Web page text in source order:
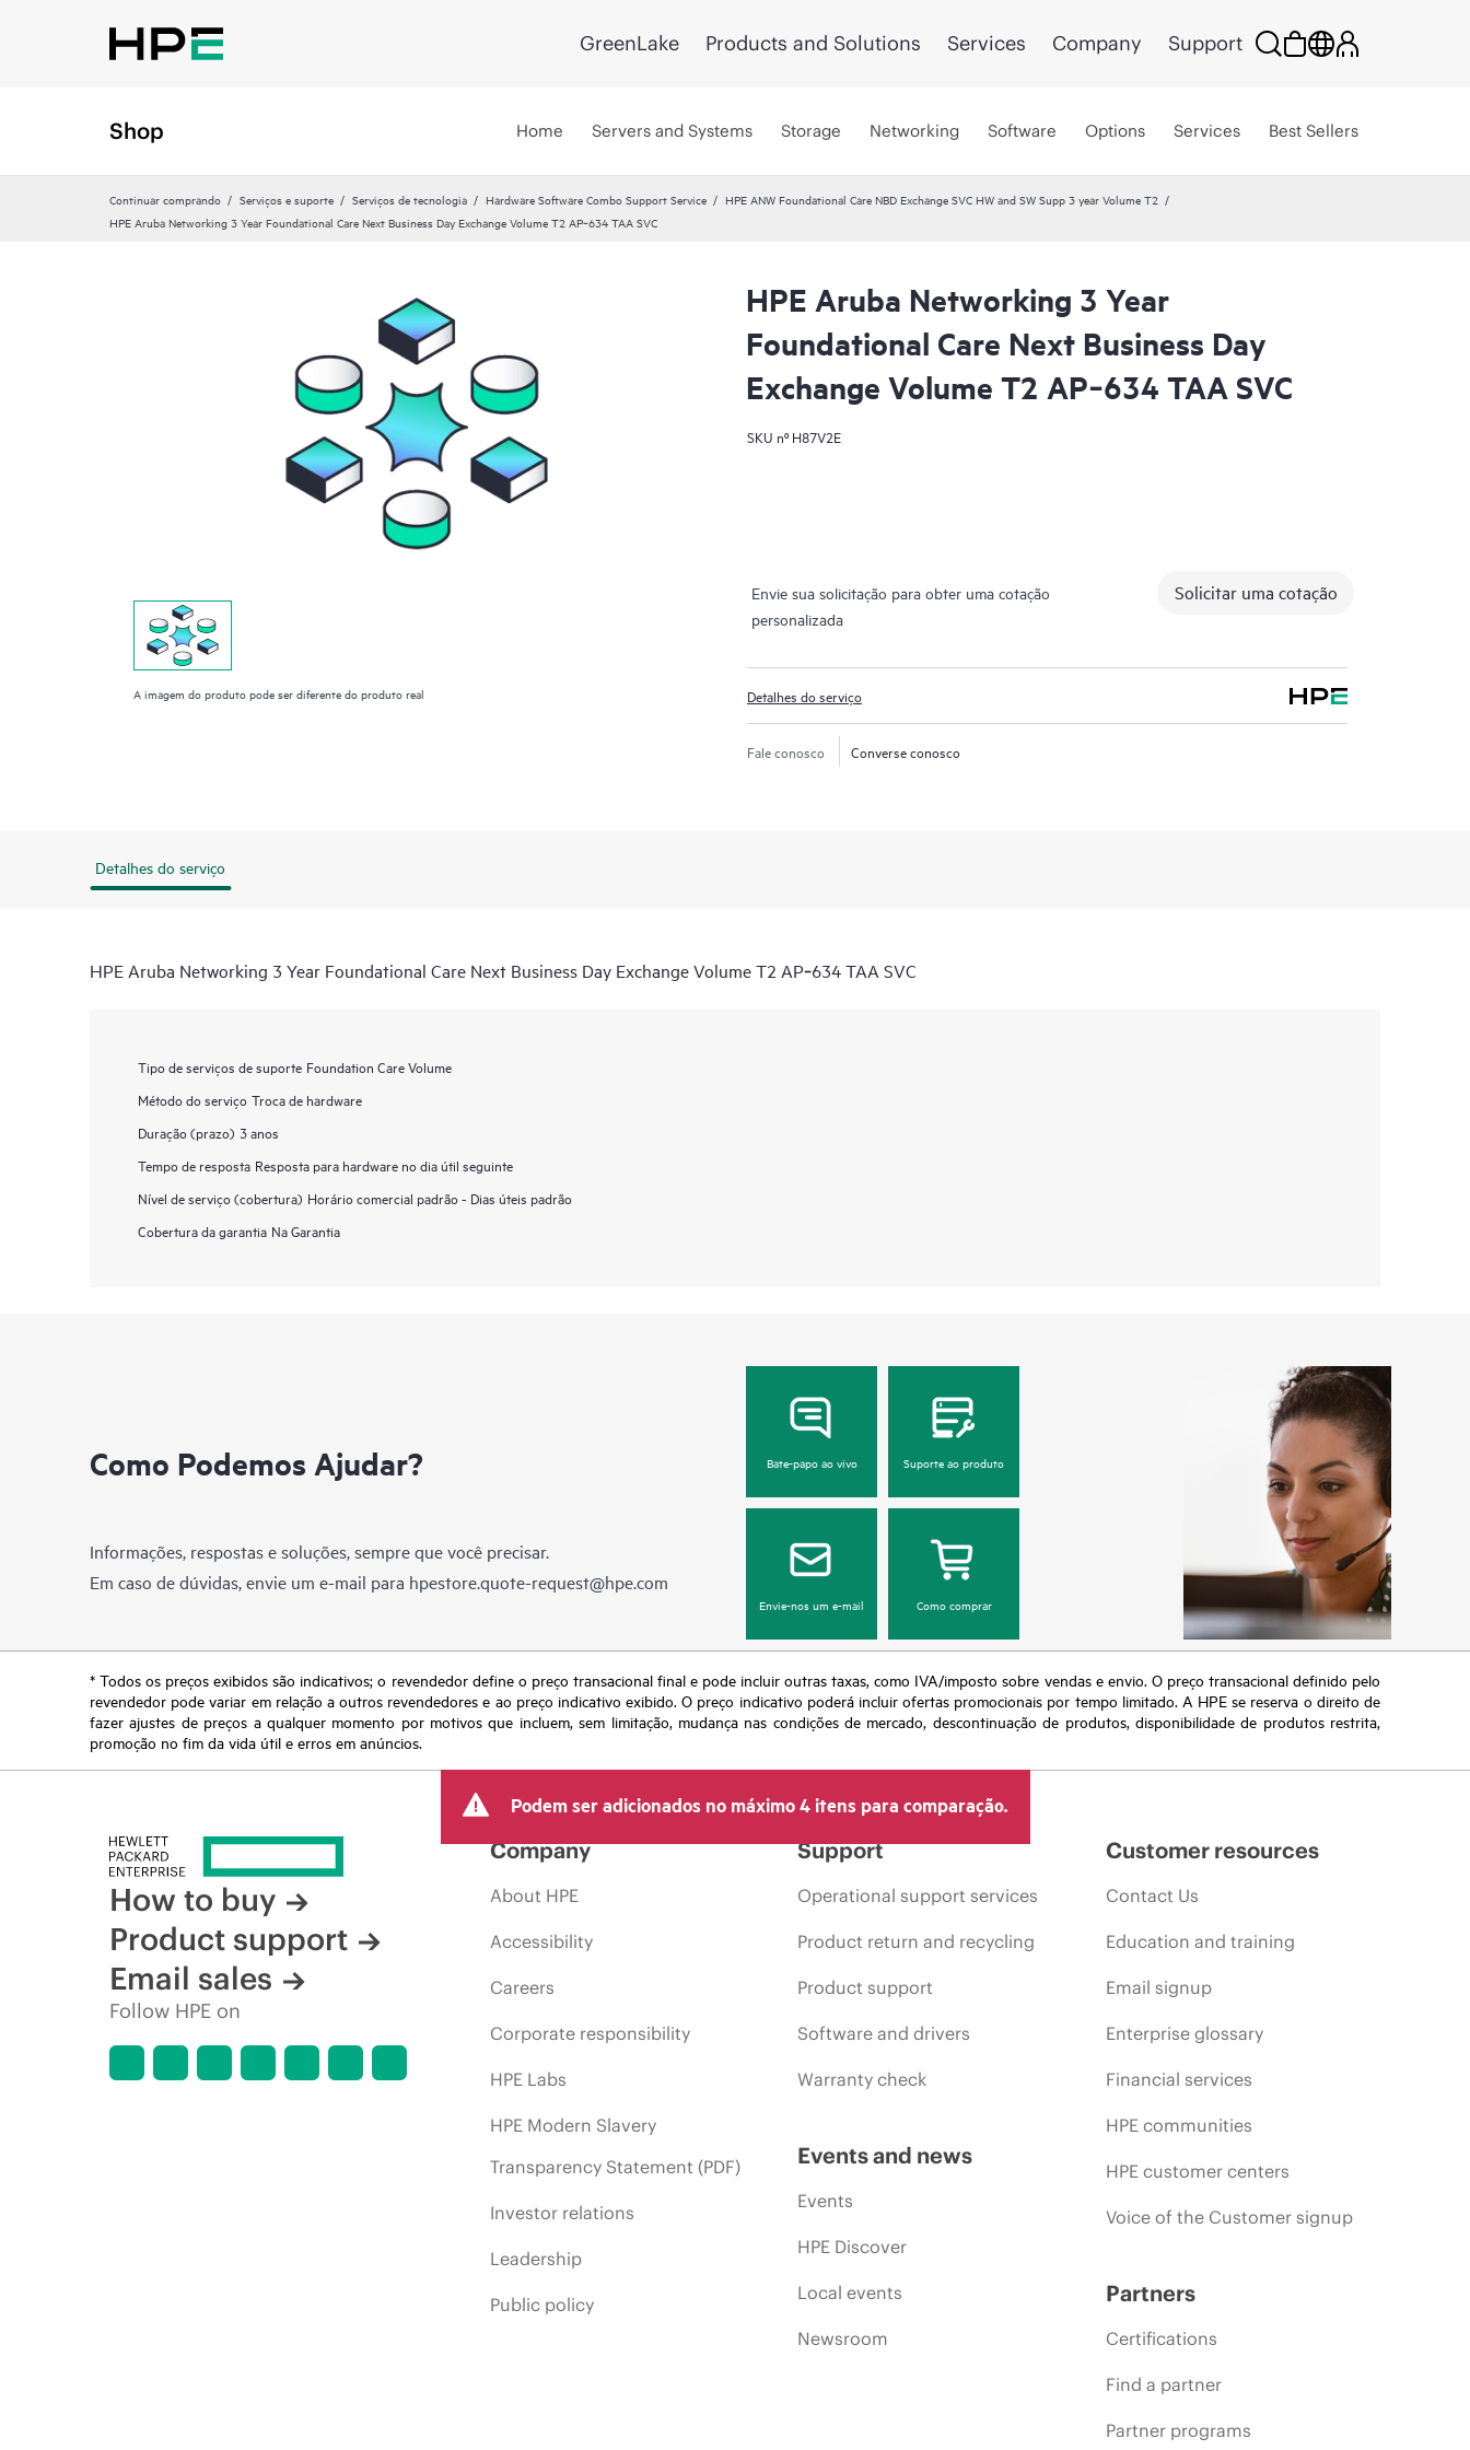
GreenLake Products and Solutions Services Company Support
Shop Home Servers and Systems Storage Networking Software Options Services Best Sellers
Continuar comprando Serviços e suporte Serviços de tecnologia Hardware Software Combo Support Service
HPE ANW Foundational Care NBD Exchange SVC HW and SW Supp 3 year Volume T2
HPE Aruba Networking 3 Year Foundational Care Next Business Day Exchange Volume T2 AP‑634 TAA SVC
A imagem do produto pode ser diferente do produto real
HPE Aruba Networking 3 Year
Foundational Care Next Business Day
Exchange Volume T2 AP‑634 TAA SVC
SKU nº H87V2E
Envie sua solicitação para obter uma cotação
personalizada
Solicitar uma cotação
Detalhes do serviço
Fale conosco Converse conosco
Detalhes do serviço
HPE Aruba Networking 3 Year Foundational Care Next Business Day Exchange Volume T2 AP‑634 TAA SVC
Tipo de serviços de suporte Foundation Care Volume
Método do serviço Troca de hardware
Duração (prazo) 3 anos
Tempo de resposta Resposta para hardware no dia útil seguinte
Nível de serviço (cobertura) Horário comercial padrão - Dias úteis padrão
Cobertura da garantia Na Garantia
Como Podemos Ajudar?
Informações, respostas e soluções, sempre que você precisar.
Em caso de dúvidas, envie um e-mail para hpestore.quote-request@hpe.com
Bate-papo ao vivo Suporte ao produto
Envie-nos um e-mail Como comprar
* Todos os preços exibidos são indicativos; o revendedor define o preço transacional final e pode incluir outras taxas, como IVA/imposto sobre vendas e envio. O preço transacional definido pelo
revendedor pode variar em relação a outros revendedores e ao preço indicativo exibido. O preço indicativo poderá incluir ofertas promocionais por tempo limitado. A HPE se reserva o direito de
fazer ajustes de preços a qualquer momento por motivos que incluem, sem limitação, mudança nas condições de mercado, descontinuação de produtos, disponibilidade de produtos restrita,
promoção no fim da vida útil e erros em anúncios.
Podem ser adicionados no máximo 4 itens para comparação.
How to buy
Product support
Email sales
Follow HPE on
Company
About HPE
Accessibility
Careers
Corporate responsibility
HPE Labs
HPE Modern Slavery
Transparency Statement (PDF)
Investor relations
Leadership
Public policy
Support
Operational support services
Product return and recycling
Product support
Software and drivers
Warranty check
Events and news
Events
HPE Discover
Local events
Newsroom
Customer resources
Contact Us
Education and training
Email signup
Enterprise glossary
Financial services
HPE communities
HPE customer centers
Voice of the Customer signup
Partners
Certifications
Find a partner
Partner programs